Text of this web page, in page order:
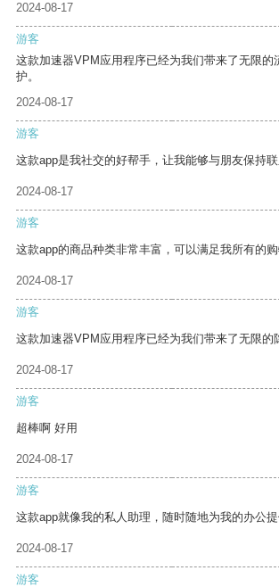
2024-08-17
游客
这款加速器VPM应用程序已经为我们带来了无限的
护。
2024-08-17
游客
这款app是我社交的好帮手，让我能够与朋友保持联
2024-08-17
游客
这款app的商品种类非常丰富，可以满足我所有的购
2024-08-17
游客
这款加速器VPM应用程序已经为我们带来了无限的
2024-08-17
游客
超棒啊 好用
2024-08-17
游客
这款app就像我的私人助理，随时随地为我的办公提
2024-08-17
游客